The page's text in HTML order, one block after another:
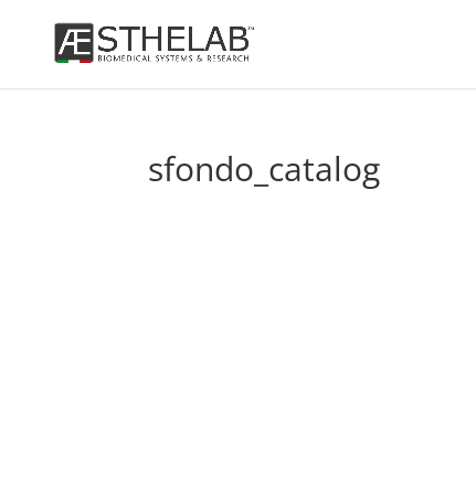
sfondo_catalog